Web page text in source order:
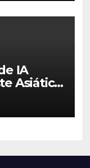
IA
Asiático,